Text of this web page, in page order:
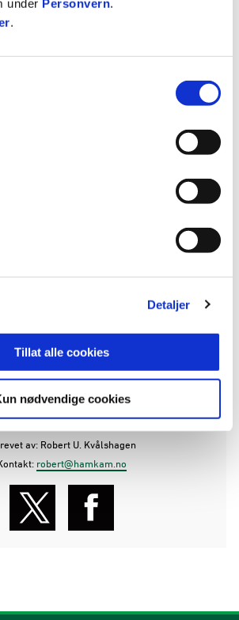
under Personvern.
.
Detaljer
Tillat alle cookies
nødvendige cookies
stadion
FRA ELITESERIEN:
av: Robert U. Kvålshagen
robert@hamkam.no